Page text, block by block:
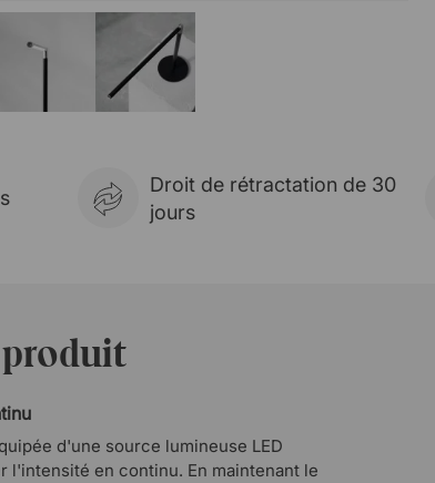
Droit de rétractation de 30
jours
d'une source lumineuse LED
l'intensité en continu. En maintenant le